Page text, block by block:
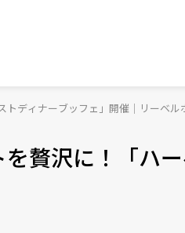
ディナーブッフェ」開催｜リーベル
贅沢に！「ハ